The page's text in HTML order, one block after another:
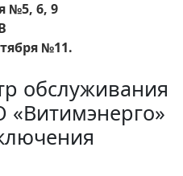
№5, 6, 9
№11.
обслуживания
«Витимэнерго»